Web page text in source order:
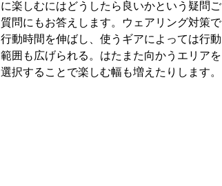
に楽しむにはどうしたら良いかという疑問ご
質問にもお答えします。ウェアリング対策で
行動時間を伸ばし、使うギアによっては行動
範囲も広げられる。はたまた向かうエリアを
選択することで楽しむ幅も増えたりします。